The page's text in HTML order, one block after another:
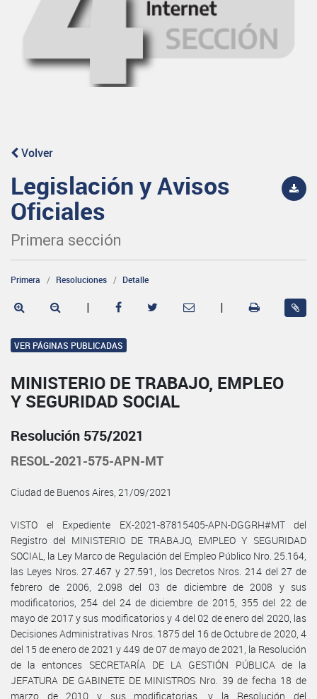
Volver
Legislación y Avisos
Oficiales
Primera sección
Primera Resoluciones Detalle
| |
VER PÁGINAS PUBLICADAS
MINISTERIO DE TRABAJO, EMPLEO
Y SEGURIDAD SOCIAL
Resolución 575/2021
RESOL-2021-575-APN-MT
Ciudad de Buenos Aires, 21/09/2021
VISTO el Expediente EX-2021-87815405-APN-DGGRH#MT del
Registro del MINISTERIO DE TRABAJO, EMPLEO Y SEGURIDAD
SOCIAL, la Ley Marco de Regulación del Empleo Público Nro. 25.164,
las Leyes Nros. 27.467 y 27.591, los Decretos Nros. 214 del 27 de
febrero de 2006, 2.098 del 03 de diciembre de 2008 y sus
modificatorios, 254 del 24 de diciembre de 2015, 355 del 22 de
mayo de 2017 y sus modificatorios y 4 del 02 de enero del 2020, las
Decisiones Administrativas Nros. 1875 del 16 de Octubre de 2020, 4
del 15 de enero de 2021 y 449 de 07 de mayo de 2021, la Resolución
de la entonces SECRETARÍA DE LA GESTIÓN PÚBLICA de la
JEFATURA DE GABINETE DE MINISTROS Nro. 39 de fecha 18 de
marzo de 2010 y sus modificatorias, y la Resolución del